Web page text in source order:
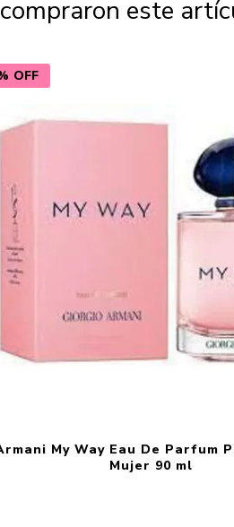
este
OFF
My Way Eau De Parfum
Mujer 90 ml